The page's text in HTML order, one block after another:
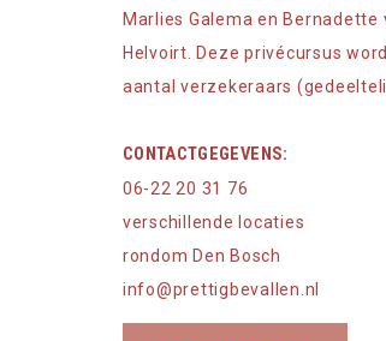
Marlies Galema en Bernadette
Helvoirt. Deze privécursus
aantal verzekeraars
CONTACTGEGEVENS:
06-22 20 31 76
verschillende locaties
rondom Den Bosch
info@prettigbevallen.nl